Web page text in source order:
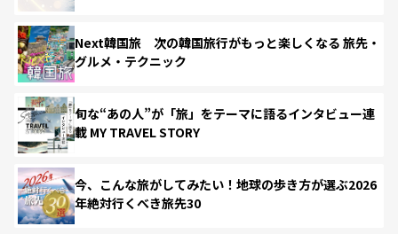
Next韓国旅 次の韓国旅行がもっと楽しくなる 旅先・
グルメ・テクニック
旬な“あの人”が「旅」をテーマに語るインタビュー連
載 MY TRAVEL STORY
今、こんな旅がしてみたい！地球の歩き方が選ぶ2026
年絶対行くべき旅先30